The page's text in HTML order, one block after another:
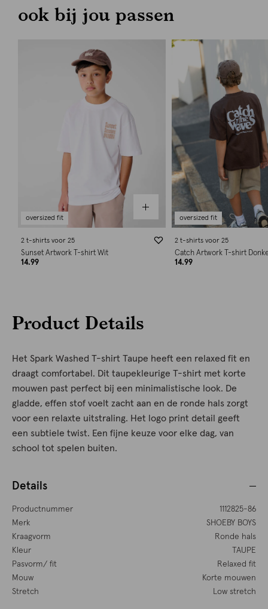
ook bij jou passen
oversized fit
2 t-shirts voor 25
Sunset Artwork T-shirt Wit
14.99
oversized fit
2 t-shirts voor 25
Catch Artwork T-shirt
14.99
Product Details
Het Spark Washed T-shirt Taupe heeft een relaxed fit en
draagt comfortabel. Dit taupekleurige T-shirt met korte
mouwen past perfect bij een minimalistische look. De
gladde, effen stof voelt zacht aan en de ronde hals zorgt
voor een relaxte uitstraling. Het logo print detail geeft
een subtiele twist. Een fijne keuze voor elke dag, van
school tot spelen buiten.
Details
Productnummer
1112825-86
Merk
SHOEBY BOYS
Kraagvorm
Ronde hals
Kleur
TAUPE
Pasvorm/ fit
Relaxed fit
Mouw
Korte mouwen
Stretch
Low stretch